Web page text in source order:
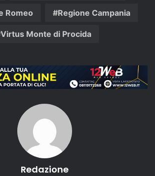
Romeo Regione Campania
Virtus Monte di Procida
Redazione